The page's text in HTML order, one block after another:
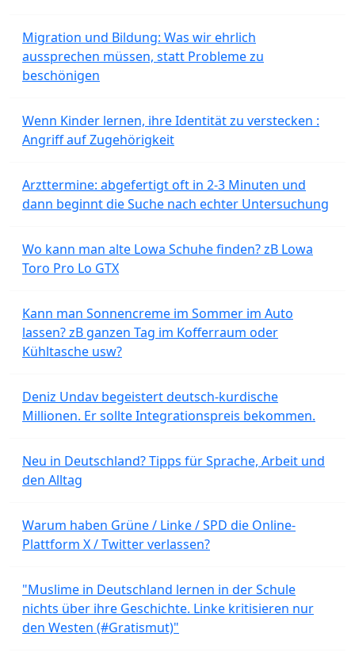
Migration und Bildung: Was wir ehrlich
aussprechen müssen, statt Probleme zu
beschönigen
Wenn Kinder lernen, ihre Identität zu verstecken :
Angriff auf Zugehörigkeit
Arzttermine: abgefertigt oft in 2-3 Minuten und
dann beginnt die Suche nach echter Untersuchung
Wo kann man alte Lowa Schuhe finden? zB Lowa
Toro Pro Lo GTX
Kann man Sonnencreme im Sommer im Auto
lassen? zB ganzen Tag im Kofferraum oder
Kühltasche usw?
Deniz Undav begeistert deutsch-kurdische
Millionen. Er sollte Integrationspreis bekommen.
Neu in Deutschland? Tipps für Sprache, Arbeit und
den Alltag
Warum haben Grüne / Linke / SPD die Online-
Plattform X / Twitter verlassen?
"Muslime in Deutschland lernen in der Schule
nichts über ihre Geschichte. Linke kritisieren nur
den Westen (#Gratismut)"